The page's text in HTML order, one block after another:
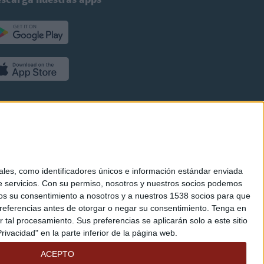
como identificadores únicos e información estándar enviada
servicios. Con su permiso, nosotros y nuestros socios podemos
su consentimiento a nosotros y a nuestros 1538 socios para que
antes de otorgar o negar su consentimiento. Tenga en
procesamiento. Sus preferencias se aplicarán solo a este sitio
en la parte inferior de la página web.
ACEPTO